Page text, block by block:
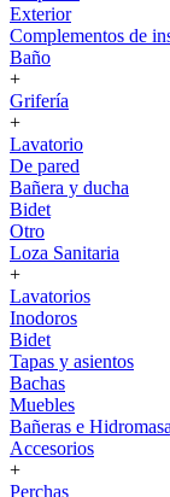
Exterior
Complementos de
Baño
+
Grifería
+
Lavatorio
De pared
Bañera y ducha
Bidet
Otro
Loza Sanitaria
+
Lavatorios
Inodoros
Bidet
Tapas y asientos
Bachas
Muebles
Bañeras e
Accesorios
+
Perchas